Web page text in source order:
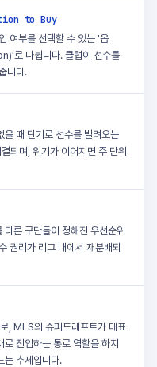
to Buy
여부를 선택할 수 있는 '옵
로 나뉩니다. 클럽이 선수를
니다.
을 때 단기로 선수를 빌려오는
되며, 위기가 이어지면 주 단위
른 구단들이 정해진 우선순위
권리가 리그 내에서 재분배되
, MLS의 슈퍼드래프트가 대표
진입하는 통로 역할을 하지
는 추세입니다.